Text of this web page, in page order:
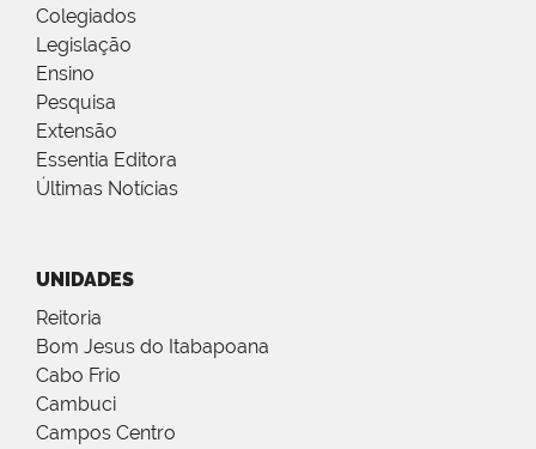
Colegiados
Legislação
Ensino
Pesquisa
Extensão
Essentia Editora
Últimas Notícias
UNIDADES
Reitoria
Bom Jesus do Itabapoana
Cabo Frio
Cambuci
Campos Centro